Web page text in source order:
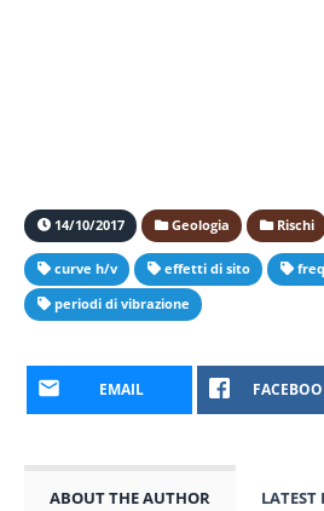
14/10/2017 Geologia Rischi
curve h/v effetti di sito
periodi di vibrazione
EMAIL
ABOUT THE AUTHOR LATEST